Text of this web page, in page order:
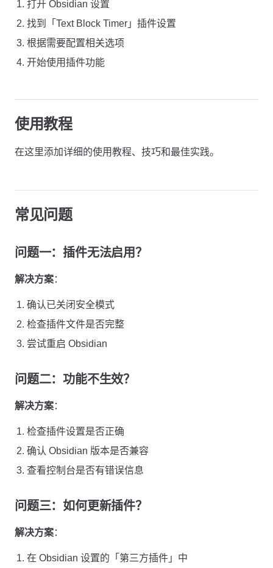
打开 Obsidian 设置
找到「Text Block Timer」插件设置
根据需要配置相关选项
开始使用插件功能
使用教程
在这里添加详细的使用教程、技巧和最佳实践。
常见问题
问题一：插件无法启用？
解决方案：
确认已关闭安全模式
检查插件文件是否完整
尝试重启 Obsidian
问题二：功能不生效？
解决方案：
检查插件设置是否正确
确认 Obsidian 版本是否兼容
查看控制台是否有错误信息
问题三：如何更新插件？
解决方案：
在 Obsidian 设置的「第三方插件」中